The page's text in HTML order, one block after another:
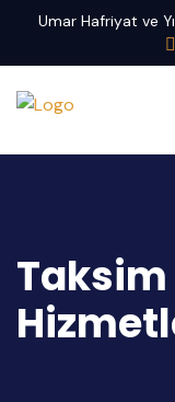
Umar Hafriyat ve
Taksim